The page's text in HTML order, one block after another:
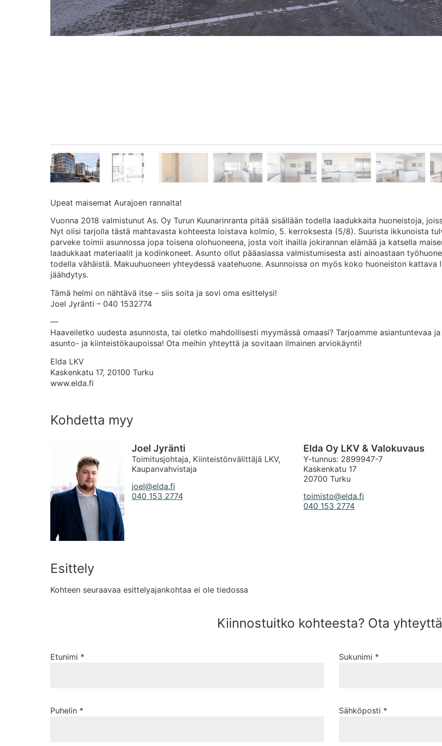
Upeat maisemat Aurajoen rannalta!
Vuonna 2018 valmistunut As. Oy Turun Kuunarinranta pitää sisällään todella laadukkaita huoneistoja,
Nyt olisi tarjolla tästä mahtavasta kohteesta loistava kolmio, 5. kerroksesta (5/8). Suurista ikkunoista
parveke toimii asunnossa jopa toisena olohuoneena, josta voit ihailla jokirannan elämää ja katsella
laadukkaat materiaalit ja kodinkoneet. Asunto ollut pääasiassa valmistumisesta asti ainoastaan
todella vähäistä. Makuuhuoneen yhteydessä vaatehuone. Asunnoissa on myös koko huoneiston
jäähdytys.
Tämä helmi on nähtävä itse – siis soita ja sovi oma esittelysi!
Joel Jyränti – 040 1532774
—
Haaveiletko uudesta asunnosta, tai oletko mahdollisesti myymässä omaasi? Tarjoamme asiantuntevaa
asunto- ja kiinteistökaupoissa! Ota meihin yhteyttä ja sovitaan ilmainen arviokäynti!
Elda LKV
Kaskenkatu 17, 20100 Turku
www.elda.fi
Kohdetta myy
Joel Jyränti
Toimitusjohtaja, Kiinteistönvälittäjä LKV,
Kaupanvahvistaja
joel@elda.fi
040 153 2774
Elda Oy LKV & Valokuvaus
Y-tunnus: 2899947-7
Kaskenkatu 17
20700 Turku
toimisto@elda.fi
040 153 2774
Esittely
Kohteen seuraavaa esittelyajankohtaa ei ole tiedossa
Kiinnostuitko kohteesta? Ota
Etunimi * Sukunimi *
Puhelin * Sähköposti *